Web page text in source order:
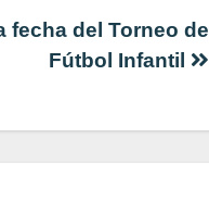
fecha del Torneo de
Fútbol Infantil